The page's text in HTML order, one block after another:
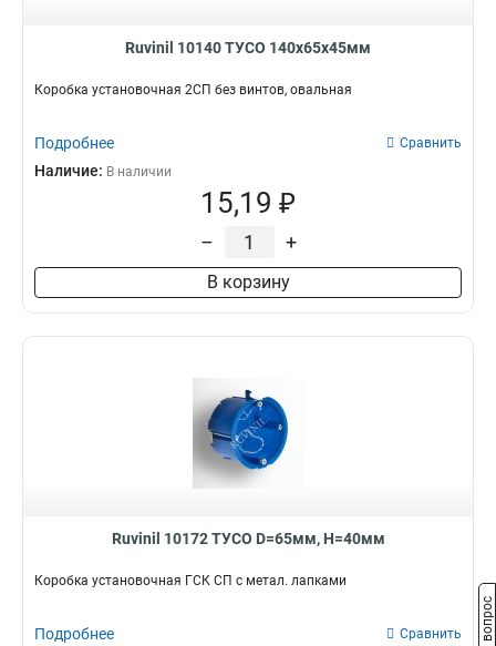
Ruvinil 10140 ТУСО 140х65х45мм
Коробка установочная 2СП без винтов, овальная
Подробнее Сравнить
Наличие: В наличии
15,19 ₽
– +
В корзину
Ruvinil 10172 ТУСО D=65мм, H=40мм
Коробка установочная ГСК СП с метал. лапками
Подробнее Сравнить